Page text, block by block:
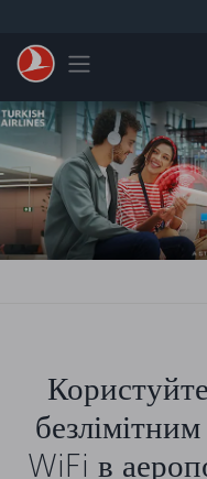
Toggle navigation
WiFi в